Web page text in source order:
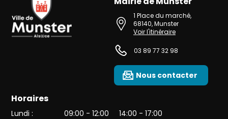
Ville de Munster (Alsace) Située au cœur de l’Alsace et de l’une
1 Place du marché,
68140,Munster
Voir l'itinéraire
03 89 77 32 98
Nous contacter
Horaires
Lundi : 09:00 - 12:00
14:00 - 17:00